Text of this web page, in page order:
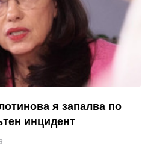
я запалва по
инцидент